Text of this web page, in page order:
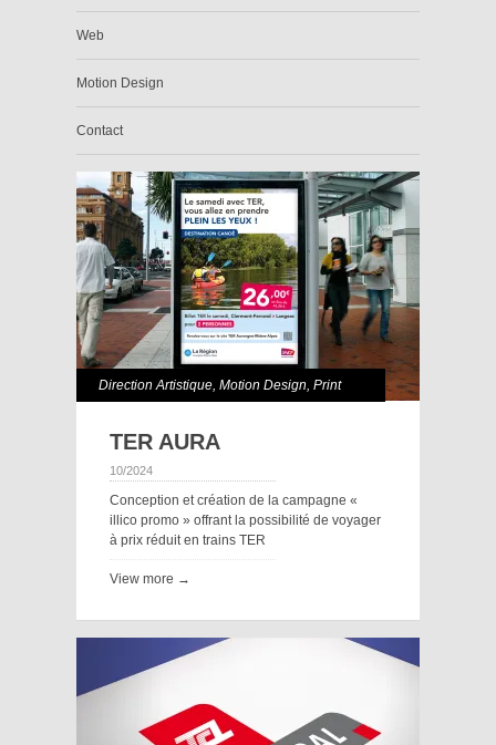
Web
Motion Design
Contact
Direction Artistique, Motion Design, Print
TER AURA
10/2024
Conception et création de la campagne «
illico promo » offrant la possibilité de voyager
à prix réduit en trains TER
View more →